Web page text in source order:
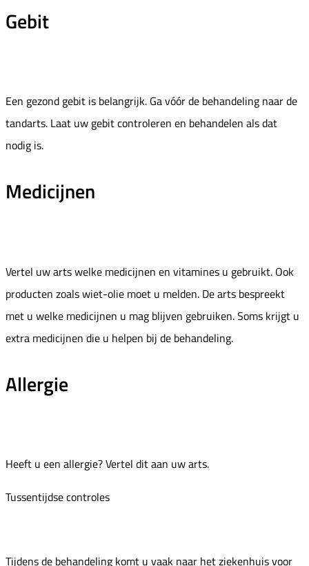
Gebit
Een gezond gebit is belangrijk. Ga vóór de behandeling naar de
tandarts. Laat uw gebit controleren en behandelen als dat
nodig is.
Medicijnen
Vertel uw arts welke medicijnen en vitamines u gebruikt. Ook
producten zoals wiet-olie moet u melden. De arts bespreekt
met u welke medicijnen u mag blijven gebruiken. Soms krijgt u
extra medicijnen die u helpen bij de behandeling.
Allergie
Heeft u een allergie? Vertel dit aan uw arts.
Tussentijdse controles
Tijdens de behandeling komt u vaak naar het ziekenhuis voor